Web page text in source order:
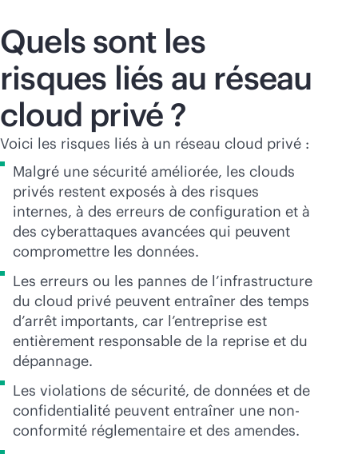
Quels sont les
risques liés au réseau
cloud privé ?
Voici les risques liés à un réseau cloud privé :
Malgré une sécurité améliorée, les clouds
privés restent exposés à des risques
internes, à des erreurs de configuration et à
des cyberattaques avancées qui peuvent
compromettre les données.
Les erreurs ou les pannes de l’infrastructure
du cloud privé peuvent entraîner des temps
d’arrêt importants, car l’entreprise est
entièrement responsable de la reprise et du
dépannage.
Les violations de sécurité, de données et de
confidentialité peuvent entraîner une non-
conformité réglementaire et des amendes.